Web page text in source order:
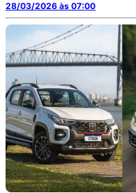
28/03/2026 às 07:00